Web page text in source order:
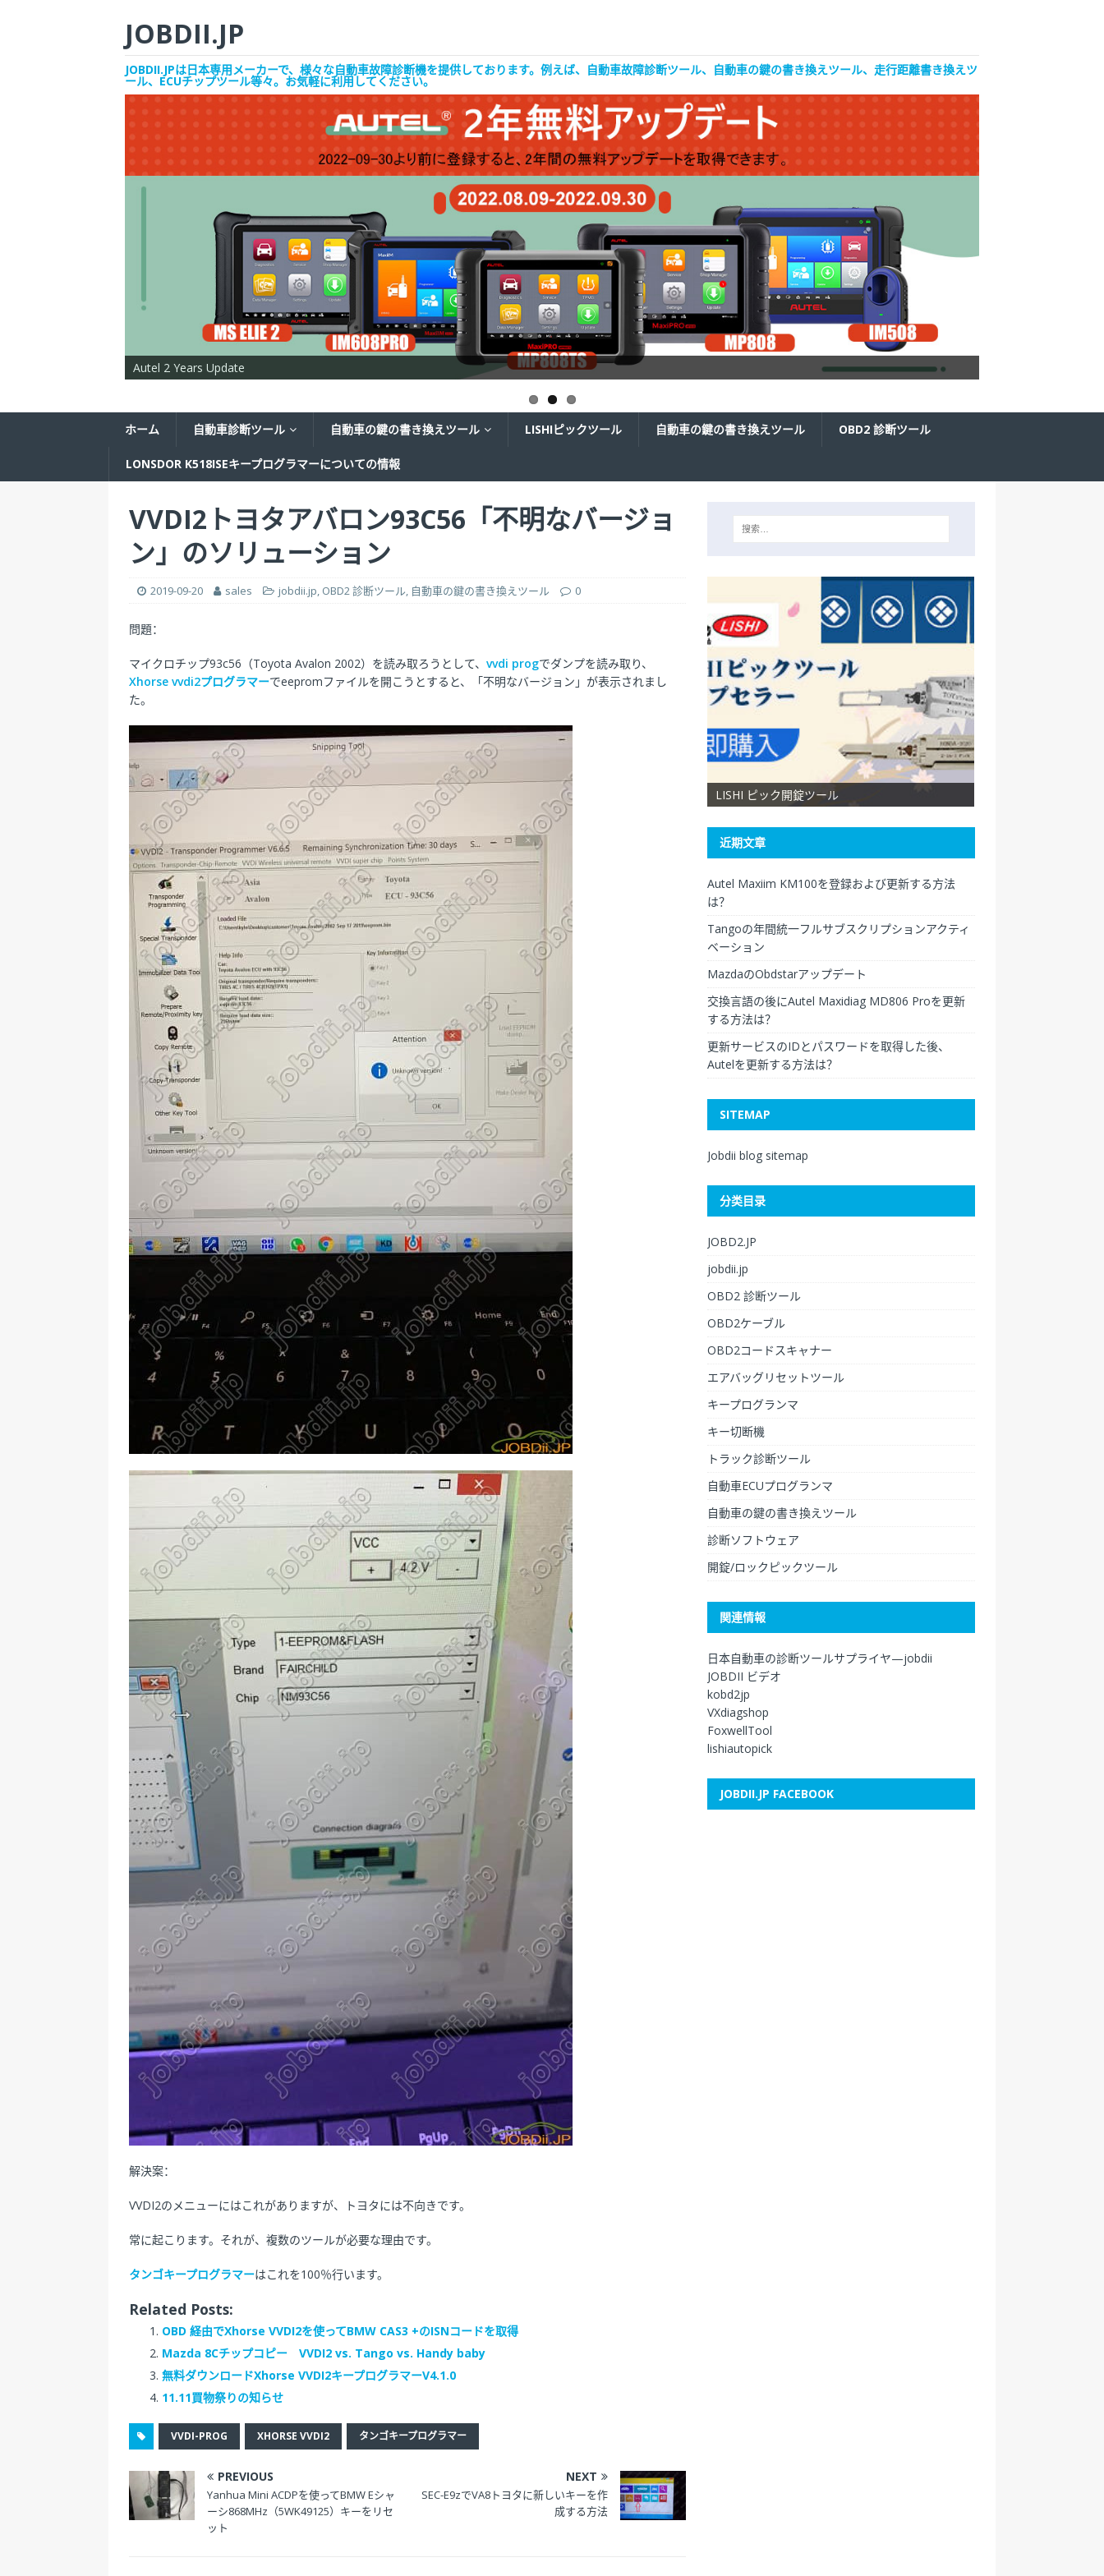
JOBDII.JP
JOBDII.JPは日本専用メーカーで、様々な自動車故障診断機を提供しております。例えば、自動車故障診断ツール、自動車の鍵の書き換えツール、走行距離書き換えツ
ール、ECUチップツール等々。お気軽に利用してください。
Autel 2 Years Update
ホーム 自動車診断ツール 自動車の鍵の書き換えツール LISHIピックツール 自動車の鍵の書き換えツール OBD2 診断ツール
LONSDOR K518ISEキープログラマーについての情報
VVDI2トヨタアバロン93C56「不明なバージョ
ン」のソリューション
2019-09-20 sales jobdii.jp, OBD2 診断ツール, 自動車の鍵の書き換えツール 0
問題：
マイクロチップ93c56（Toyota Avalon 2002）を読み取ろうとして、 vvdi progでダンプを読み取り、
Xhorse vvdi2プログラマーでeepromファイルを開こうとすると、「不明なバージョン」が表示されまし
た。
解決案：
VVDI2のメニューにはこれがありますが、トヨタには不向きです。
常に起こります。それが、複数のツールが必要な理由です。
タンゴキープログラマーはこれを100％行います。
Related Posts:
OBD 経由でXhorse VVDI2を使ってBMW CAS3 +のISNコードを取得
Mazda 8Cチップコピー VVDI2 vs. Tango vs. Handy baby
無料ダウンロードXhorse VVDI2キープログラマーV4.1.0
11.11買物祭りの知らせ
VVDI-PROG XHORSE VVDI2 タンゴキープログラマー
PREVIOUS
Yanhua Mini ACDPを使ってBMW Eシャ
ーシ868MHz（5WK49125）キーをリセ
ット
NEXT
SEC-E9zでVA8トヨタに新しいキーを作
成する方法
LISHI ピック開錠ツール XHORSE VVDI Key Tool Max Pro LISHI ピック開錠ツール
近期文章
Autel Maxiim KM100を登録および更新する方法
は？
Tangoの年間統一フルサブスクリプションアクティ
ベーション
MazdaのObdstarアップデート
交換言語の後にAutel Maxidiag MD806 Proを更新
する方法は？
更新サービスのIDとパスワードを取得した後、
Autelを更新する方法は？
SITEMAP
Jobdii blog sitemap
分类目录
JOBD2.JP
jobdii.jp
OBD2 診断ツール
OBD2ケーブル
OBD2コードスキャナー
エアバッグリセットツール
キープログランマ
キー切断機
トラック診断ツール
自動車ECUプログランマ
自動車の鍵の書き換えツール
診断ソフトウェア
開錠/ロックピックツール
関連情報
日本自動車の診断ツールサプライヤ—jobdii
JOBDII ビデオ
kobd2jp
VXdiagshop
FoxwellTool
lishiautopick
JOBDII.JP FACEBOOK